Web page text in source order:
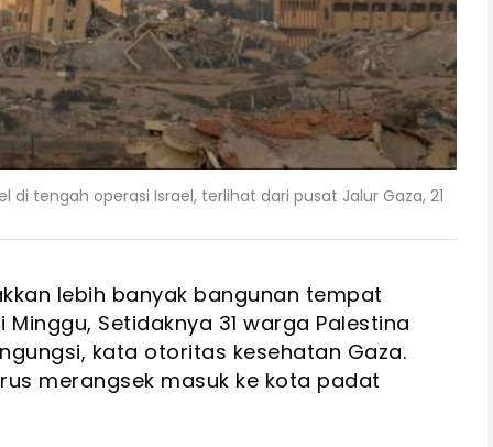
tengah operasi Israel, terlihat dari pusat Jalur Gaza, 21
lebih banyak bangunan tempat
Setidaknya 31 warga Palestina
kata otoritas kesehatan Gaza.
merangsek masuk ke kota padat